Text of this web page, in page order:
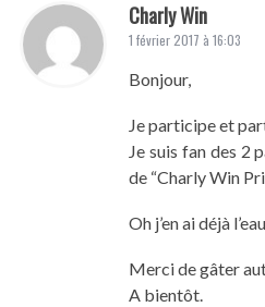
Charly Win
1 février 2017 à 16:03
Bonjour,
Je participe et
Je suis fan des 2
de “Charly Win
Oh j’en ai déjà
Merci de gâter
A bientôt.